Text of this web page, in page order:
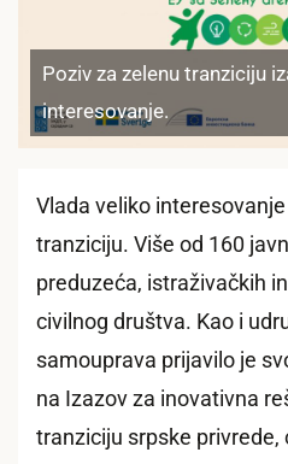
Poziv za zelenu tranziciju
interesovanje.
Vlada veliko
tranziciju. Više od 160
preduzeća, istraživačkih
civilnog društva. Kao i
samouprava prijavilo je
na Izazov za inovativna
tranziciju srpske privrede,